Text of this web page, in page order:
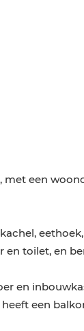
een
en toilet, en
en
een